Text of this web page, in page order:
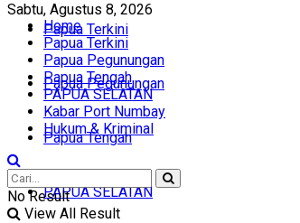
Sabtu, Agustus 8, 2026
Papua Terkini
Papua Pegunungan
Papua Tengah
PAPUA SELATAN
Home
Papua Terkini
Papua Pegunungan
Papua Tengah
PAPUA SELATAN
Kabar Port Numbay
Hukum & Kriminal
No Result
View All Result